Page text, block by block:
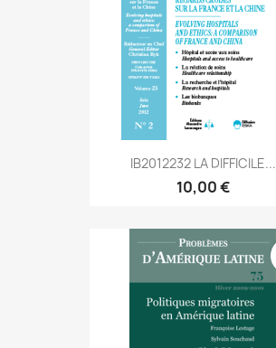
IB2012232 LA DIFFICILE...
10,00 €